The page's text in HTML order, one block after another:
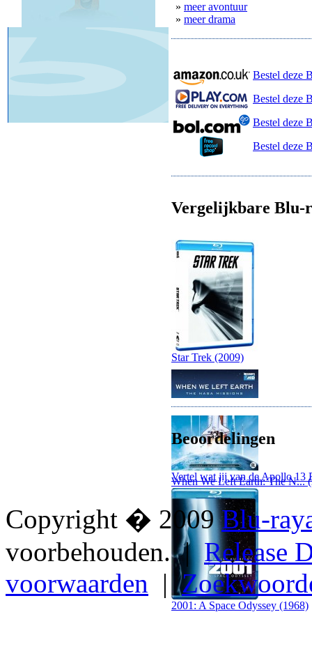
» meer avontuur
» meer drama
Bestel deze
Bestel deze
Bestel deze
Bestel deze
Vergelijkbare Blu-
Star Trek (2009)
When We Left Earth: The N...
2001: A Space Odyssey (1968)
Beoordelingen
Vertel wat jij van de Apollo 13
Copyright � 2009Blu-
voorbehouden. | Release
voorwaarden |